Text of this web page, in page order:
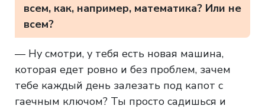
всем, как, например, математика? Или не
всем?
— Ну смотри, у тебя есть новая машина,
которая едет ровно и без проблем, зачем
тебе каждый день залезать под капот с
гаечным ключом? Ты просто садишься и